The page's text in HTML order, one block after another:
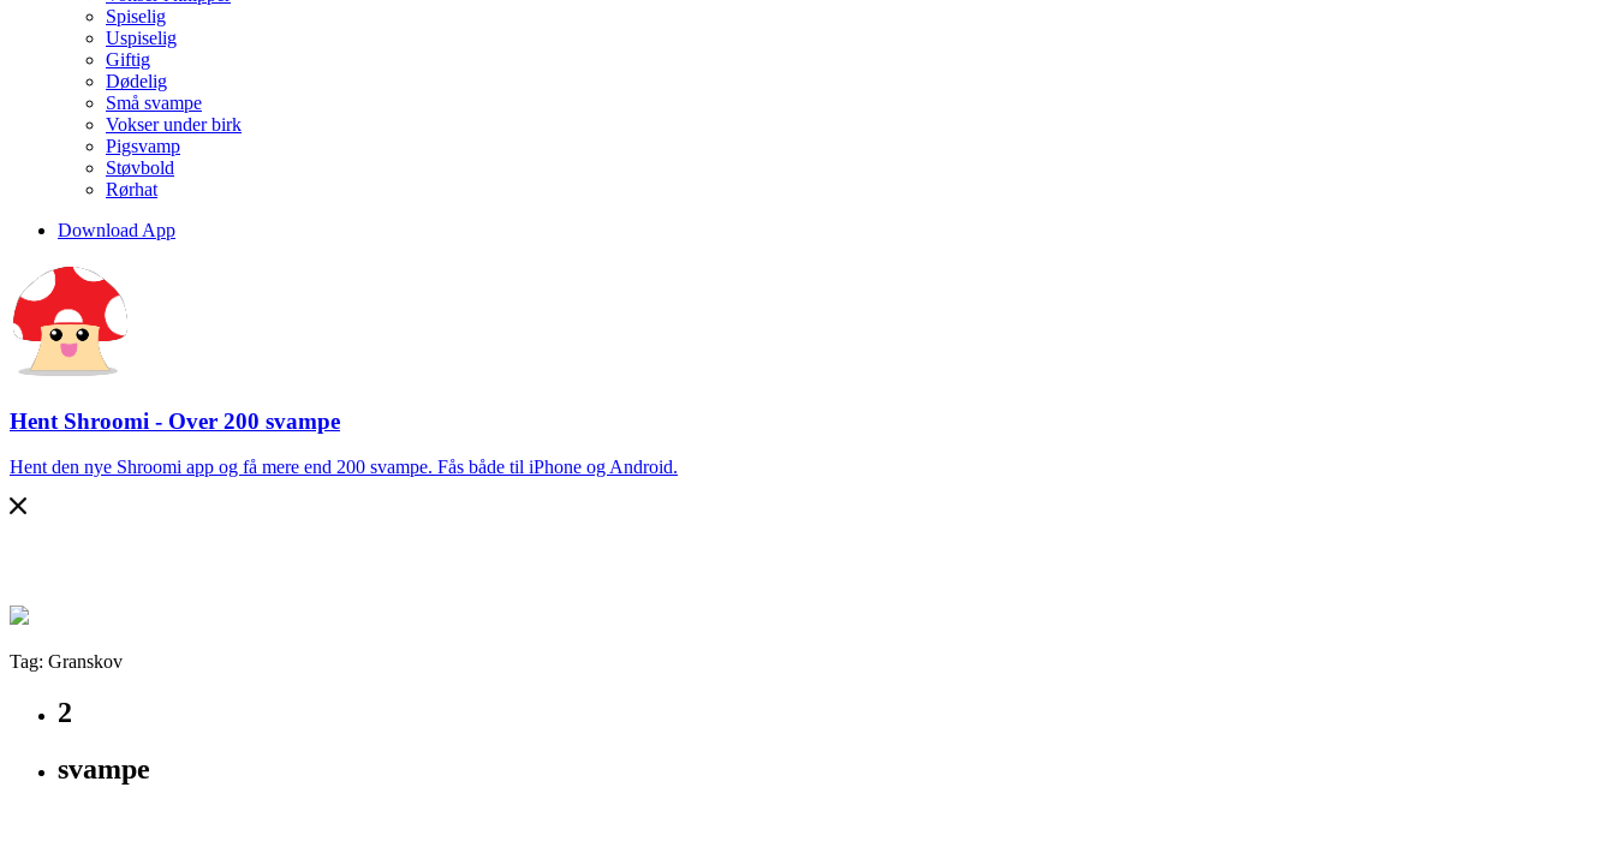
Spiselig
Uspiselig
Giftig
Dødelig
Små svampe
Vokser under birk
Pigsvamp
Støvbold
Rørhat
Download App
Hent Shroomi - Over 200 svampe
Hent den nye Shroomi app og få mere end 200 svampe. Fås både til iPhone og Android.
Tag: Granskov
2
svampe